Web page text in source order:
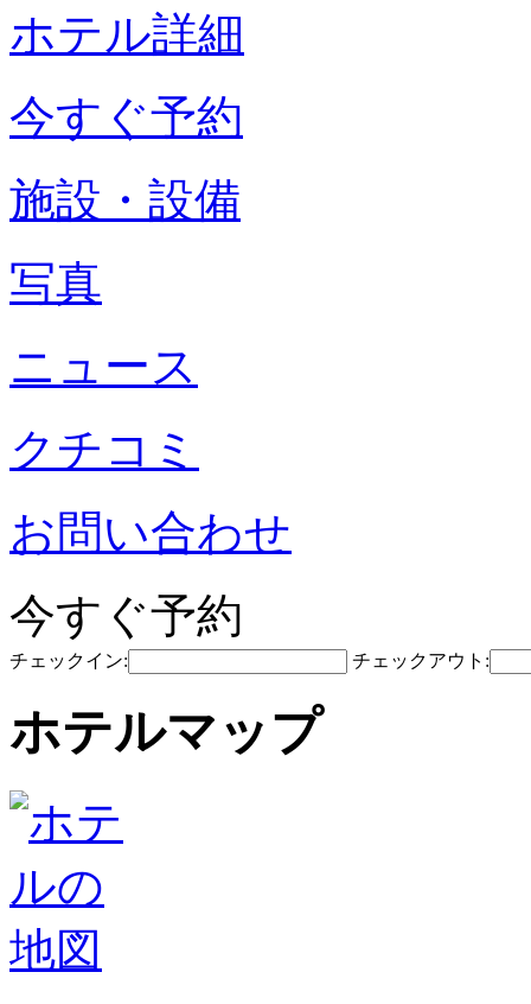
ホテル詳細
今すぐ予約
施設・設備
写真
ニュース
クチコミ
お問い合わせ
今すぐ予約
チェックイン: チェックアウト:
ホテルマップ